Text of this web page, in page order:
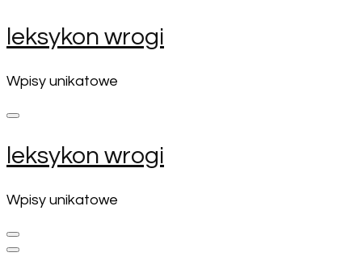
Skip
to
(Press
Enter)
leksykon wrogi
Wpisy unikatowe
leksykon wrogi
Wpisy unikatowe